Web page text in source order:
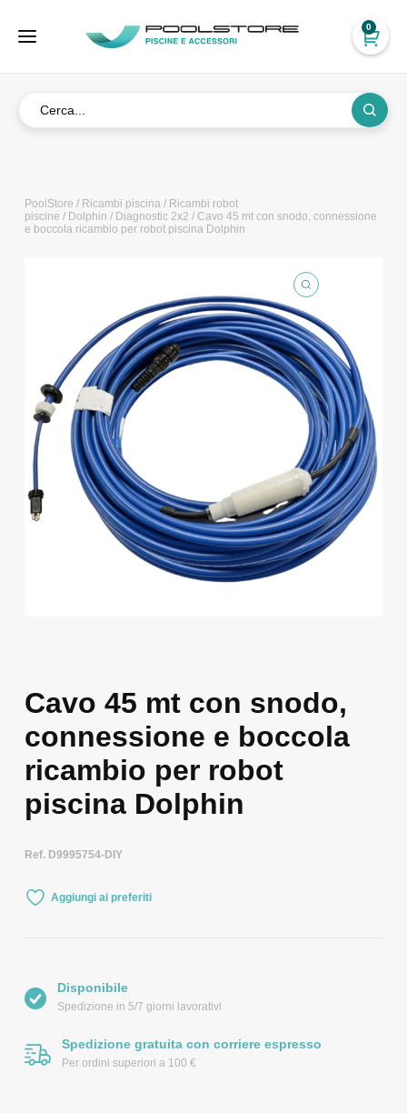
0
PoolStore / Ricambi piscina/ Ricambi robot
piscine / Dolphin / Diagnostic 2x2 / Cavo 45 mt con snodo, connessione
e boccola ricambio per robot piscina Dolphin
Cavo 45 mt con snodo,
connessione e boccola
ricambio per robot
piscina Dolphin
Ref. D9995754-DIY
Aggiungi ai preferiti
Disponibile
Spedizione in 5/7 giorni lavorativi
Spedizione gratuita con corriere espresso
Per ordini superiori a 100 €